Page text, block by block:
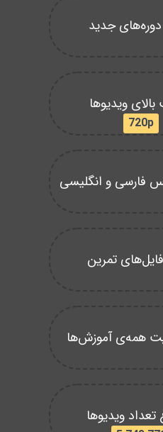
جدید
ویدیوها
720p
فارسی و انگلیسی
تمرین
همه‌ی آموزش‌ها
ویدیوها